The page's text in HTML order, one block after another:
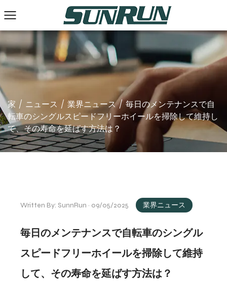
家 / ニュース / 業界ニュース/毎日のメンテナンスで自
転車のシングルスピードフリーホイールを掃除して維持し
て、その寿命を延ばす方法は？
Written By: SunnRun · 09/05/2025 業界ニュース
毎日のメンテナンスで自転車のシングル
スピードフリーホイールを掃除して維持
して、その寿命を延ばす方法は？